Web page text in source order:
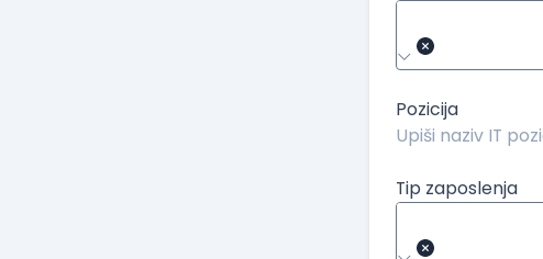
Pozicija
Tip zaposlenja